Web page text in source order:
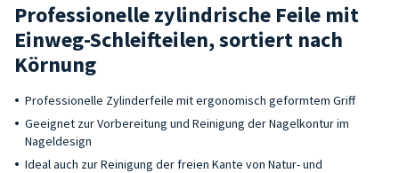
Professionelle zylindrische Feile mit
Einweg-Schleifteilen, sortiert nach
Körnung
Professionelle Zylinderfeile mit ergonomisch geformtem Griff
Geeignet zur Vorbereitung und Reinigung der Nagelkontur im
Nageldesign
Ideal auch zur Reinigung der freien Kante von Natur- und